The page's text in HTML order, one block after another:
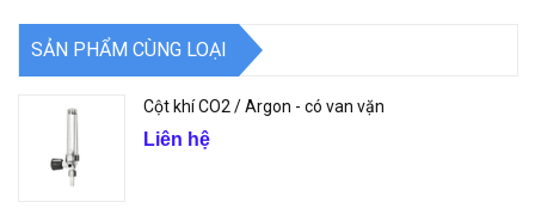
SẢN PHẨM CÙNG LOẠI
Cột khí CO2 / Argon - có van vặn
Liên hệ